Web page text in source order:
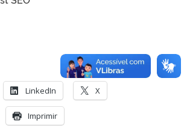
LinkedIn X
Imprimir